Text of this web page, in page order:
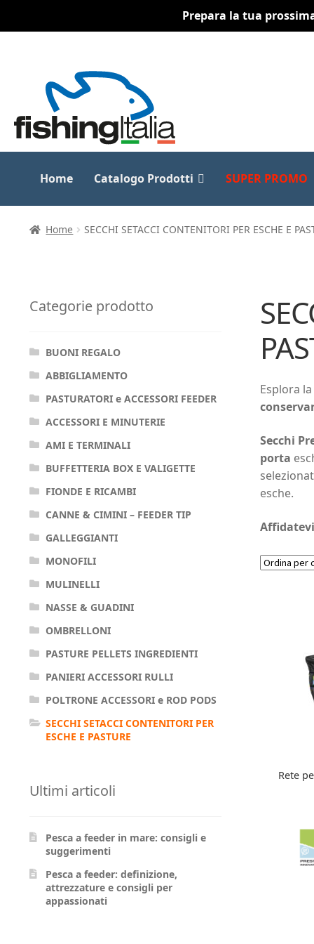
Prepara la tua
navigazione
contenuto
Home Catalogo Prodotti SUPER PROMO
Home SECCHI SETACCI CONTENITORI PER ESCHE E
Esplora
Secchi
porta
esche.
Rete
Categorie prodotto
BUONI REGALO
ABBIGLIAMENTO
PASTURATORI e ACCESSORI FEEDER
ACCESSORI E MINUTERIE
AMI E TERMINALI
BUFFETTERIA BOX E VALIGETTE
FIONDE E RICAMBI
CANNE & CIMINI – FEEDER TIP
GALLEGGIANTI
MONOFILI
MULINELLI
NASSE & GUADINI
OMBRELLONI
PASTURE PELLETS INGREDIENTI
PANIERI ACCESSORI RULLI
POLTRONE ACCESSORI e ROD PODS
SECCHI SETACCI CONTENITORI PER
ESCHE E PASTURE
Ultimi articoli
Pesca a feeder in mare: consigli e
suggerimenti
Pesca a feeder: definizione,
attrezzature e consigli per
appassionati